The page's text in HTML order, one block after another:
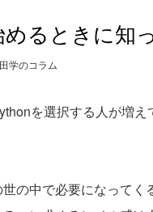
るときに知
学のコラム
を選択する人が増
の中で必要になって